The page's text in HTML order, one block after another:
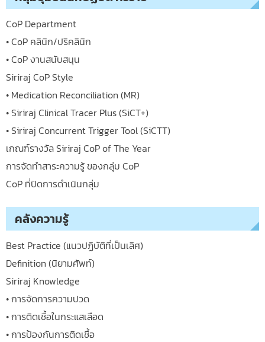
CoP Department
• CoP คลินิก/ปริคลินิก
• CoP งานสนับสนุน
Siriraj CoP Style
• Medication Reconciliation (MR)
• Siriraj Clinical Tracer Plus (SiCT+)
• Siriraj Concurrent Trigger Tool (SiCTT)
เกณฑ์รางวัล Siriraj CoP of The Year
การจัดทำสาระความรู้ ของกลุ่ม CoP
CoP ที่ปิดการดำเนินกลุ่ม
คลังความรู้
Best Practice (แนวปฏิบัติที่เป็นเลิศ)
Definition (นิยามศัพท์)
Siriraj Knowledge
• การจัดการความปวด
• การติดเชื้อในกระแสเลือด
• การป้องกันการติดเชื้อ